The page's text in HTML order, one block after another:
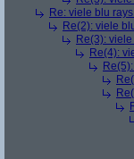
Re: viele blu
Re(2): viele
Re(3):
Re(4):